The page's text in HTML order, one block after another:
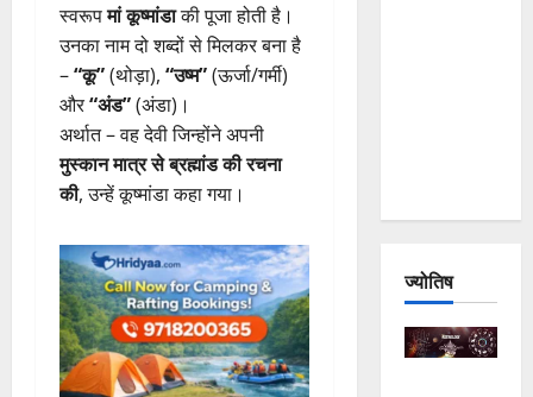
स्वरूपमां कूष्मांडाकी पूजा होती है।
उनका नाम दो शब्दों से मिलकर बना है
–“कू”(थोड़ा), “उष्म”(ऊर्जा/गर्मी)
और“अंड”(अंडा)।
अर्थात – वह देवी जिन्होंने अपनी
मुस्कान मात्र से ब्रह्मांड की रचना
की, उन्हें कूष्मांडा कहा गया।
ज्योतिष